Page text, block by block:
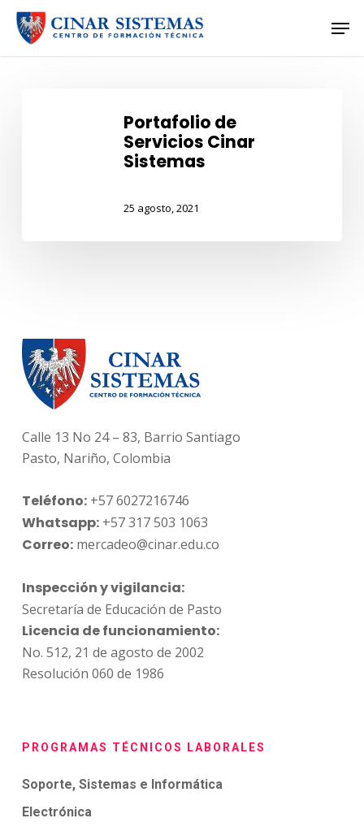
Skip
Portafolio de
Servicios Cinar
Sistemas
25 agosto, 2021
Calle 13 No 24 – 83, Barrio Santiago
Pasto, Nariño, Colombia
Teléfono:+57 6027216746
Whatsapp:+57 317 503 1063
Correo:mercadeo@cinar.edu.co
Inspección y vigilancia:
Secretaría de Educación de Pasto
Licencia de funcionamiento:
No. 512, 21 de agosto de 2002
Resolución 060 de 1986
PROGRAMAS TÉCNICOS LABORALES
Soporte, Sistemas e Informática
Electrónica